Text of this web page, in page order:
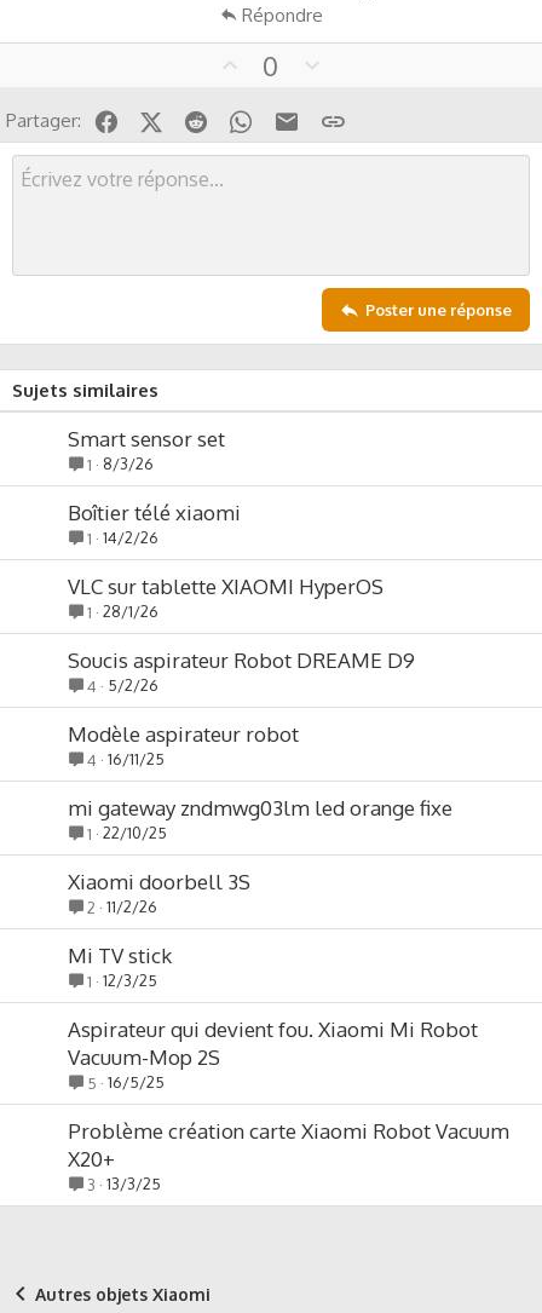
Répondre
v
o
0
w
n
Partager: FacebookX (Twitter)
Reddit WhatsApp
Email
Poster une réponse
Sujets similaires
Smart sensor set
1 8/3/26
Boîtier télé xiaomi
1 14/2/26
VLC sur tablette XIAOMI HyperOS
1 28/1/26
Soucis aspirateur Robot DREAME D9
4 5/2/26
Modèle aspirateur robot
4 16/11/25
mi gateway zndmwg03lm led orange fixe
1 22/10/25
Xiaomi doorbell 3S
2 11/2/26
Mi TV stick
1 12/3/25
Aspirateur qui devient fou. Xiaomi Mi Robot
Vacuum-Mop 2S
5 16/5/25
Problème création carte Xiaomi Robot Vacuum
X20+
3 13/3/25
Autres objets Xiaomi